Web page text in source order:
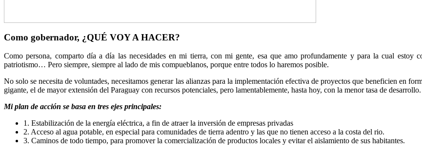
Como gobernador, ¿QUÉ VOY A HACER?
Como persona, comparto día a día las necesidades en mi tierra, con mi gente, esa que amo profundamente y para la cual estoy
patriotismo… Pero siempre, siempre al lado de mis compueblanos, porque entre todos lo haremos posible.
No solo se necesita de voluntades, necesitamos generar las alianzas para la implementación efectiva de proyectos que beneficien en
gigante, el de mayor extensión del Paraguay con recursos potenciales, pero lamentablemente, hasta hoy, con la menor tasa de desarrollo.
Mi plan de acción se basa en tres ejes principales:
1. Estabilización de la energía eléctrica, a fin de atraer la inversión de empresas privadas
2. Acceso al agua potable, en especial para comunidades de tierra adentro y las que no tienen acceso a la costa del rio.
3. Caminos de todo tiempo, para promover la comercialización de productos locales y evitar el aislamiento de sus habitantes.